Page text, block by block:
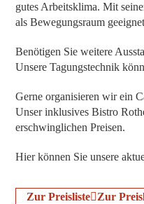
gutes Arbeits­kli­ma. Mit
als Bewe­gungs­raum
Benö­ti­gen Sie wei­te­re
Unse­re Tagungs­tech­nik
Ger­ne orga­ni­sie­ren wir ein
Unser inklu­si­ves Bis­tro
erschwing­li­chen Preisen.
Hier kön­nen Sie unse­re
Zur Preis­lis­te
Zur